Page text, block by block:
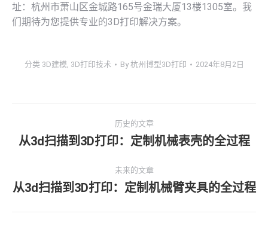
址：杭州市萧山区金城路165号金瑞大厦13楼1305室。我
们期待为您提供专业的3D打印解决方案。
分类 3D建模 3D打印技术 By杭州博型3D打印 2024年8月2日
章
航
历史的文章
历
的
文
从3d扫描到3D打印：定制机械表壳的全过程
未来的文章
未
从3d扫描到3D打印：定制机械臂夹具的全过程